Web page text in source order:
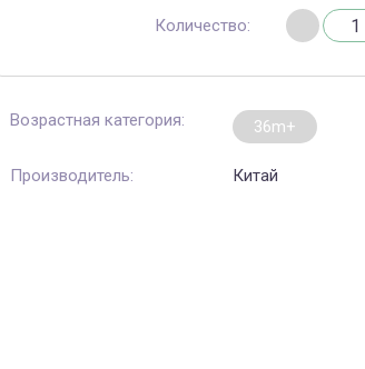
Количество:
Возрастная категория: 36m+
Производитель: Китай